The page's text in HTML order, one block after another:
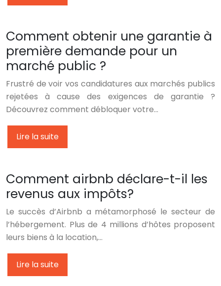
Comment obtenir une garantie à
première demande pour un
marché public ?
Frustré de voir vos candidatures aux marchés publics
rejetées à cause des exigences de garantie ?
Découvrez comment débloquer votre…
Lire la suite
Comment airbnb déclare-t-il les
revenus aux impôts?
Le succès d’Airbnb a métamorphosé le secteur de
l’hébergement. Plus de 4 millions d’hôtes proposent
leurs biens à la location,…
Lire la suite